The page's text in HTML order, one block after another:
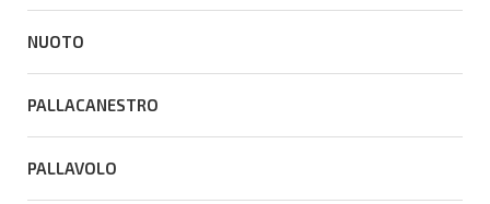
NUOTO
PALLACANESTRO
PALLAVOLO